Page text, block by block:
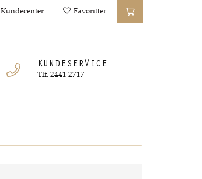
Kundecenter Favoritter
KUNDESERVICE
Tlf. 2441 2717